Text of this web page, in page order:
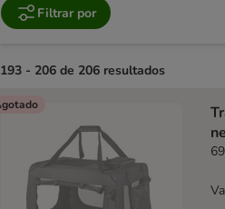
Filtrar por
193 - 206 de 206 resultados
product items have been changed